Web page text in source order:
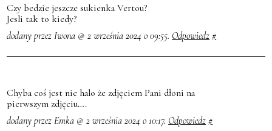
Czy bedzie jeszcze sukienka Vertou?
Jesli tak to kiedy?
dodany przez Iwona @ 2 września 2024 o 09:55. Odpowiedz #
Chyba coś jest nie halo że zdjęciem Pani dłoni na
pierwszym zdjęciu….
dodany przez Emka @ 2 września 2024 o 10:17. Odpowiedz #